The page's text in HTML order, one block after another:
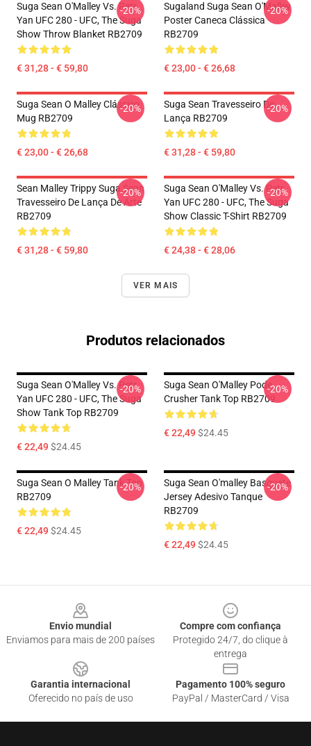
Suga Sean O'Malley Vs. Petr
Yan UFC 280 - UFC, The Suga
Show Throw Blanket RB2709
€ 31,28 - € 59,80
-20%
Sugaland Suga Sean O'Malley
Poster Caneca Clássica
RB2709
€ 23,00 - € 26,68
-20%
Suga Sean O Malley Clássico
Mug RB2709
€ 23,00 - € 26,68
-20%
Suga Sean Travesseiro De
Lança RB2709
€ 31,28 - € 59,80
-20%
Sean Malley Trippy Suga Sean
Travesseiro De Lança De Arte
RB2709
€ 31,28 - € 59,80
-20%
Suga Sean O'Malley Vs. Petr
Yan UFC 280 - UFC, The Suga
Show Classic T-Shirt RB2709
€ 24,38 - € 28,06
-20%
VER MAIS
Produtos relacionados
Suga Sean O'Malley Vs. Petr
Yan UFC 280 - UFC, The Suga
Show Tank Top RB2709
€ 22,49$24.45
-20%
Suga Sean O'Malley Pode
Crusher Tank Top RB2709
€ 22,49$24.45
-20%
Suga Sean O Malley Tank Top
RB2709
€ 22,49$24.45
-20%
Suga Sean O'malley Basquete
Jersey Adesivo Tanque
RB2709
€ 22,49$24.45
-20%
Envio mundial
Enviamos para mais de 200 países
Compre com confiança
Protegido 24/7, do clique à
entrega
Garantia internacional
Oferecido no país de uso
Pagamento 100% seguro
PayPal / MasterCard / Visa